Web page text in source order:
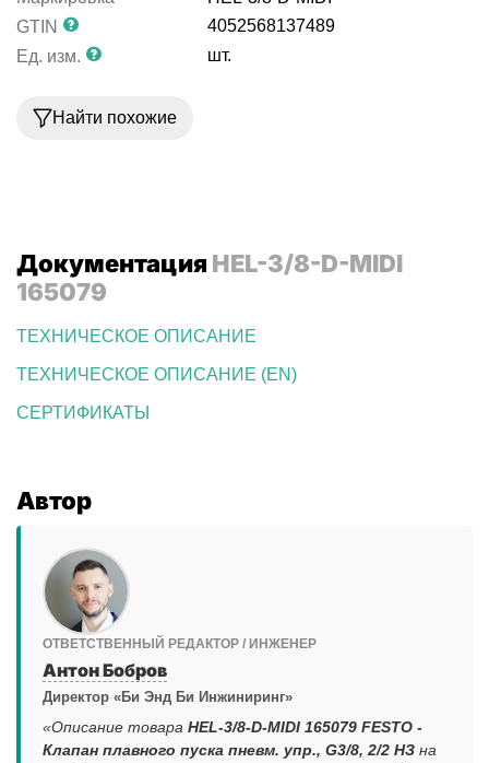
GTIN
4052568137489
Ед. изм.
шт.
Найти похожие
Документация HEL-3/8-D-MIDI
165079
ТЕХНИЧЕСКОЕ ОПИСАНИЕ
ТЕХНИЧЕСКОЕ ОПИСАНИЕ (EN)
СЕРТИФИКАТЫ
Автор
ОТВЕТСТВЕННЫЙ РЕДАКТОР / ИНЖЕНЕР
Антон Бобров
Директор «Би Энд Би Инжиниринг»
«Описание товара HEL-3/8-D-MIDI 165079 FESTO -
Клапан плавного пуска пневм. упр., G3/8, 2/2 НЗ на